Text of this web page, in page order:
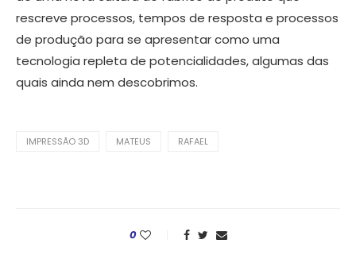
rescreve processos, tempos de resposta e processos
de produção para se apresentar como uma
tecnologia repleta de potencialidades, algumas das
quais ainda nem descobrimos.
IMPRESSÃO 3D MATEUS RAFAEL
0